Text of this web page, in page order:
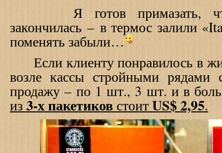
Я готов примазать,
закончилась– в термос залили «
поменять забыли…
Если клиенту понравилось в
возле кассы стройными рядами
продажу – по 1 шт., 3 шт. и в
из 3-х пакетиков стоитUS$2,95.